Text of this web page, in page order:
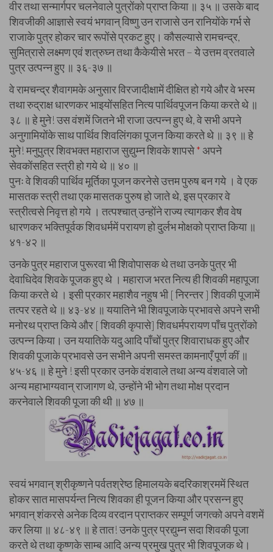
वीर तथा सन्मार्गपर चलनेवाले पुत्रोंको प्राप्त किया ॥ ३५ ॥ उसके बाद
शिवजीकी आज्ञासे स्वयं भगवान् विष्णु उन राजासे उन रानियोंके गर्भ से
राजाके पुत्र होकर चार रूपोंसे प्रकट हुए। कौसल्यासे रामचन्द्र,
सुमित्रासे लक्ष्मण एवं शत्रुघ्न तथा कैकेयीसे भरत – ये उत्तम व्रतवाले
पुत्र उत्पन्न हुए ॥ ३६-३७ ॥
वे रामचन्द्र शैवागमके अनुसार विरजादीक्षामें दीक्षित हो गये और वे भस्म
तथा रुद्राक्ष धारणकर भाइयोंसहित नित्य पार्थिवपूजन किया करते थे ॥
३८ ॥ हे मुने! उस वंशमें जितने भी राजा उत्पन्न हुए थे, वे सभी अपने
अनुगामियोंके साथ पार्थिव शिवलिंगका पूजन किया करते थे ॥ ३९ ॥ हे
मुने! मनुपुत्र शिवभक्त महाराज सुद्युम्न शिवके शापसे* अपने
सेवकोंसहित स्त्री हो गये थे ॥ ४० ॥
पुनः वे शिवकी पार्थिव मूर्तिका पूजन करनेसे उत्तम पुरुष बन गये । वे एक
मासतक स्त्री तथा एक मासतक पुरुष हो जाते थे, इस प्रकार वे
स्त्रीत्वसे निवृत्त हो गये । तत्पश्चात् उन्होंने राज्य त्यागकर शैव वेष
धारणकर भक्तिपूर्वक शिवधर्ममें परायण हो दुर्लभ मोक्षको प्राप्त किया ॥
४१-४२ ॥
उनके पुत्र महाराज पुरूरवा भी शिवोपासक थे तथा उनके पुत्र भी
देवाधिदेव शिवके पूजक हुए थे । महाराज भरत नित्य ही शिवकी महापूजा
किया करते थे । इसी प्रकार महाशैव नहुष भी [ निरन्तर ] शिवकी पूजामें
तत्पर रहते थे ॥ ४३-४४ ॥ ययातिने भी शिवपूजाके प्रभावसे अपने सभी
मनोरथ प्राप्त किये और [ शिवकी कृपासे] शिवधर्मपरायण पाँच पुत्रोंको
उत्पन्न किया। उन ययातिके यदु आदि पाँचों पुत्र शिवाराधक हुए और
शिवकी पूजाके प्रभावसे उन सभीने अपनी समस्त कामनाएँ पूर्ण कीं ॥
४५-४६ ॥ हे मुने ! इसी प्रकार उनके वंशवाले तथा अन्य वंशवाले जो
अन्य महाभाग्यवान् राजागण थे, उन्होंने भी भोग तथा मोक्ष प्रदान
करनेवाले शिवकी पूजा की थी ॥ ४७ ॥
स्वयं भगवान् श्रीकृष्णने पर्वतश्रेष्ठ हिमालयके बदरिकाश्रममें स्थित
होकर सात मासपर्यन्त नित्य शिवका ही पूजन किया और प्रसन्न हुए
भगवान् शंकरसे अनेक दिव्य वरदान प्राप्तकर सम्पूर्ण जगत्को अपने वशमें
कर लिया ॥ ४८-४९ ॥ हे तात! उनके पुत्र प्रद्युम्न सदा शिवकी पूजा
करते थे तथा कृष्णके साम्ब आदि अन्य प्रमुख पुत्र भी शिवपूजक थे।